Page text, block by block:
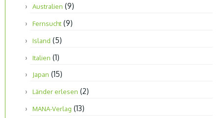
Australien (9)
Fernsucht (9)
Island (5)
Italien (1)
Japan (15)
Länder erlesen (2)
MANA-Verlag (13)